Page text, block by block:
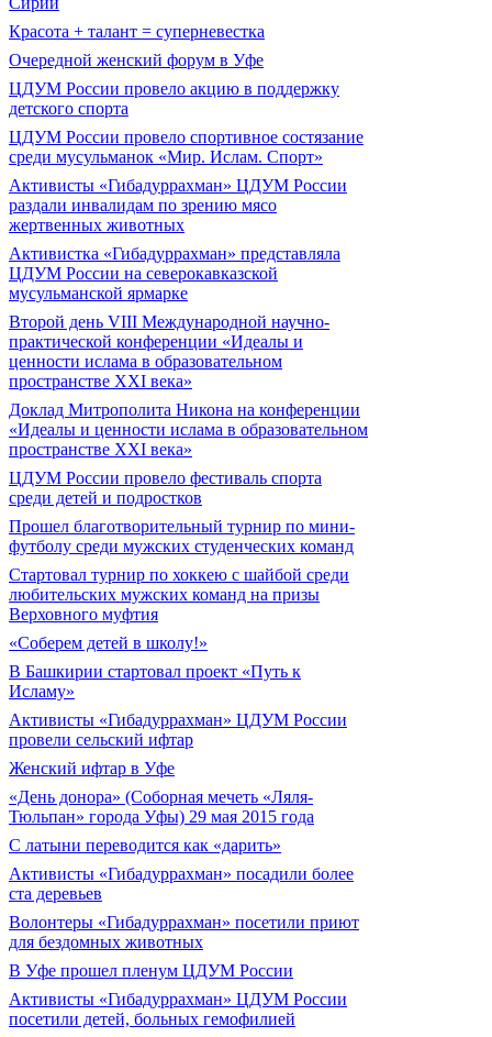
Красота + талант = суперневестка
Очередной женский форум в Уфе
ЦДУМ России провело акцию в поддержку
детского спорта
ЦДУМ России провело спортивное состязание
среди мусульманок «Мир. Ислам. Спорт»
Активисты «Гибадуррахман» ЦДУМ России
раздали инвалидам по зрению мясо
жертвенных животных
Активистка «Гибадуррахман» представляла
ЦДУМ России на северокавказской
мусульманской ярмарке
Второй день VIII Международной научно-
практической конференции «Идеалы и
ценности ислама в образовательном
пространстве XXI века»
Доклад Митрополита Никона на конференции
«Идеалы и ценности ислама в образовательном
пространстве XXI века»
ЦДУМ России провело фестиваль спорта
среди детей и подростков
Прошел благотворительный турнир по мини-
футболу среди мужских студенческих команд
Cтартовал турнир по хоккею с шайбой среди
любительских мужских команд на призы
Верховного муфтия
«Соберем детей в школу!»
В Башкирии стартовал проект «Путь к
Исламу»
Активисты «Гибадуррахман» ЦДУМ России
провели сельский ифтар
Женский ифтар в Уфе
«День донора» (Соборная мечеть «Ляля-
Тюльпан» города Уфы) 29 мая 2015 года
С латыни переводится как «дарить»
Активисты «Гибадуррахман» посадили более
ста деревьев
Волонтеры «Гибадуррахман» посетили приют
для бездомных животных
В Уфе прошел пленум ЦДУМ России
Активисты «Гибадуррахман» ЦДУМ России
посетили детей, больных гемофилией